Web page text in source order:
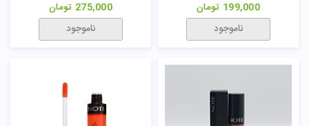
199,000 تومان
ناموجود
275,000 تومان
ناموجود